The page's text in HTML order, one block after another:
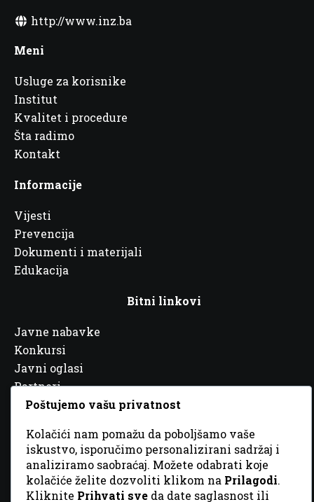
http://www.inz.ba
Meni
Usluge za korisnike
Institut
Kvalitet i procedure
Šta radimo
Kontakt
Informacije
Vijesti
Prevencija
Dokumenti i materijali
Edukacija
Bitni linkovi
Javne nabavke
Konkursi
Javni oglasi
Partneri
© 2026 Sva prava zadržana. DizajnGordonDM
Poštujemo vašu privatnost
Kolačići nam pomažu da poboljšamo vaše
iskustvo, isporučimo personalizirani sadržaj i
analiziramo saobraćaj. Možete odabrati koje
kolačiće želite dozvoliti klikom na Prilagodi.
Kliknite Prihvati sve da date saglasnost ili